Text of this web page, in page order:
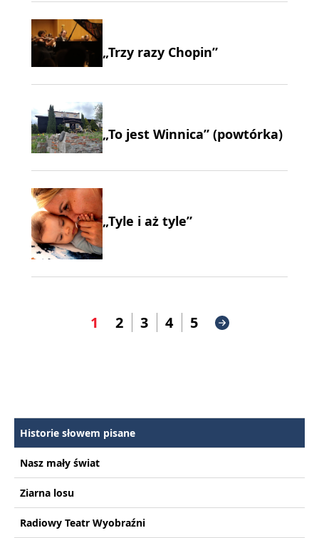
„Trzy razy Chopin”
„To jest Winnica” (powtórka)
„Tyle i aż tyle”
1 2 3 4 5
Historie słowem pisane
Nasz mały świat
Ziarna losu
Radiowy Teatr Wyobraźni